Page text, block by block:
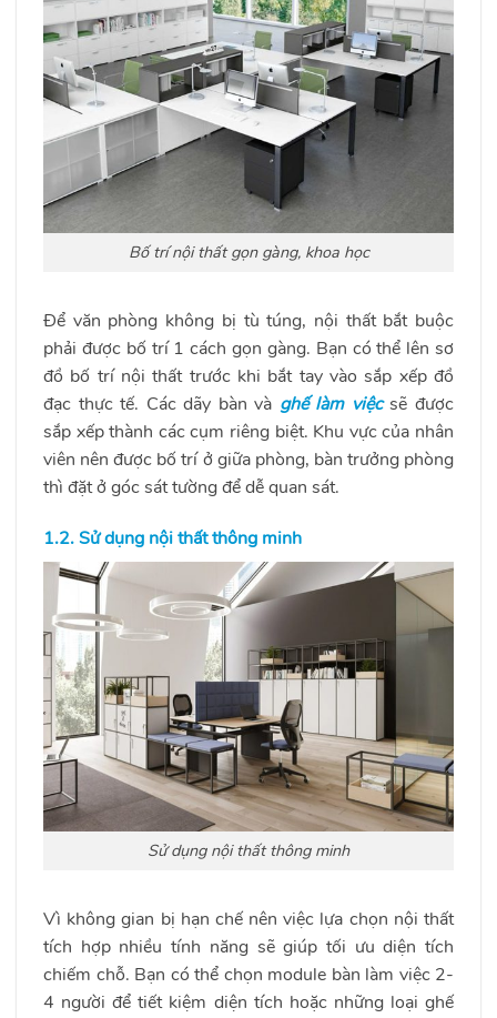
Bố trí nội thất gọn gàng, khoa học
Để văn phòng không bị tù túng, nội thất bắt buộc
phải được bố trí 1 cách gọn gàng. Bạn có thể lên sơ
đồ bố trí nội thất trước khi bắt tay vào sắp xếp đồ
đạc thực tế. Các dãy bàn và ghế làm việcsẽ được
sắp xếp thành các cụm riêng biệt. Khu vực của nhân
viên nên được bố trí ở giữa phòng, bàn trưởng phòng
thì đặt ở góc sát tường để dễ quan sát.
1.2. Sử dụng nội thất thông minh
Sử dụng nội thất thông minh
Vì không gian bị hạn chế nên việc lựa chọn nội thất
tích hợp nhiều tính năng sẽ giúp tối ưu diện tích
chiếm chỗ. Bạn có thể chọn module bàn làm việc 2-
4 người để tiết kiệm diện tích hoặc những loại ghế